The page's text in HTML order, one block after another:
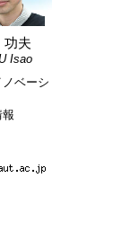
夫
Isao
ベーシ
報